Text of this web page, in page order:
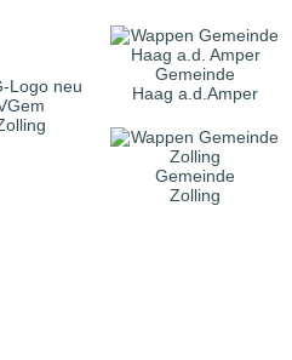
Gemeinde
Haag a.d.Amper
Gemeinde
Zolling